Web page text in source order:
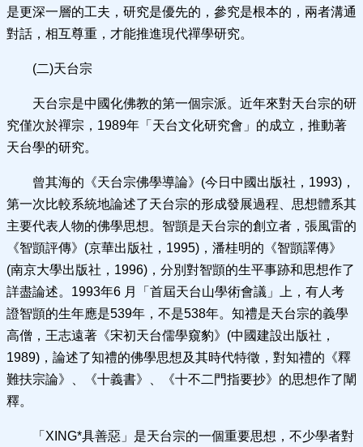
是更深一層的工夫，研究是優先的，參究是根本的，兩者溝通
對話，相互尊重，才能推進現代禪學研究。
(二)天台宗
天台宗是中國化佛教的第一個宗派。近年來對天台宗的研
究僅次於禪宗，1989年「天台文化研究會」的成立，推動著
天台學的研究。
曾其海的《天台宗佛學導論》(今日中國出版社，1993)，
第一次比較系統地論述了天台宗的形成發展過程、思想體系其
主要代表人物的佛學思想。智顗是天台宗的創立者，張風雷的
《智顗評傳》(京華出版社，1995)，潘桂明的《智顗譯傳》
(南京大學出版社，1996)，分別對智顗的生平事跡和思想作了
詳盡論述。1993年6 月「首屆天台山學術會議」上，有人考
證智顗的生年應是539年，不是538年。知禮是天台宗的義學
高僧，王志遠著《宋初天台儒學窺豹》(中國建設出版社，
1989)，論述了知禮的佛學思想及其時代特徵，對知禮的《釋
難扶宗論》、《十義書》、《十不二門指要抄》的思想作了闡
釋。
「XING*具善惡」是天台宗的一個重要思想，不少學者對